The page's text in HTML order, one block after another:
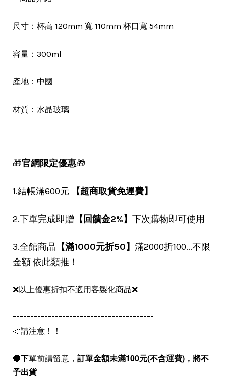
尺寸：杯高 120mm 寬 110mm 杯口寬 54mm
容量：300ml
產地：中國
材質： 水晶玻璃
🎁官網限定優惠🎁
1.結帳滿600元 【超商取貨免運費】
2.下單完成即贈 【回饋金2%】 下次購物即可使用
3.全館商品 【滿1000元折50】 滿2000折100...不限
金額 依此類推！
❌以上優惠折扣不適用客製化商品❌
----------------------------------------
📣請注意！！
🔴下單前請留意， 訂單金額未滿100元(不含運費)， 將不
予出貨